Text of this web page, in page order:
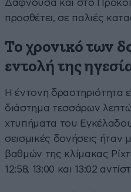
Δαφνούσα και στο
προσθέτει, σε παλιές
Το χρονικό των
εντολή της
Η έντονη δραστηριότητα
διάστημα τεσσάρων
χτυπήματα του
σεισμικές δονήσεις ήταν
βαθμών της κλίμακας
12:58, 13:00 και 13:02